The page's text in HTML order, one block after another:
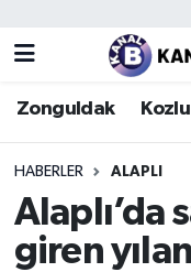
Zonguldak Kozlu
HABERLER ALAPLI
Alaplı’da
giren
Zonguldak
Kozlu
Ereğli
Çaycuma
Zonguldak
Zonguldak
Zonguldak
Puan Durumu